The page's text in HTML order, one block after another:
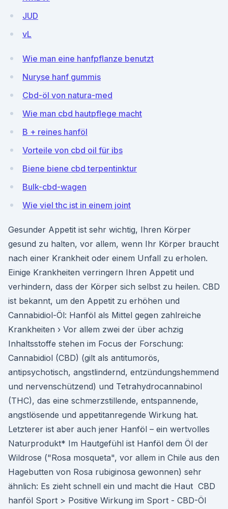
JUD
vL
Wie man eine hanfpflanze benutzt
Nuryse hanf gummis
Cbd-öl von natura-med
Wie man cbd hautpflege macht
B + reines hanföl
Vorteile von cbd oil für ibs
Biene biene cbd terpentinktur
Bulk-cbd-wagen
Wie viel thc ist in einem joint
Gesunder Appetit ist sehr wichtig, Ihren Körper
gesund zu halten, vor allem, wenn Ihr Körper braucht
nach einer Krankheit oder einem Unfall zu erholen.
Einige Krankheiten verringern Ihren Appetit und
verhindern, dass der Körper sich selbst zu heilen. CBD
ist bekannt, um den Appetit zu erhöhen und
Cannabidiol-Öl: Hanföl als Mittel gegen zahlreiche
Krankheiten › Vor allem zwei der über achzig
Inhaltsstoffe stehen im Focus der Forschung:
Cannabidiol (CBD) (gilt als antitumorös,
antipsychotisch, angstlindernd, entzündungshemmend
und nervenschützend) und Tetrahydrocannabinol
(THC), das eine schmerzstillende, entspannende,
angstlösende und appetitanregende Wirkung hat.
Letzterer ist aber auch jener Hanföl – ein wertvolles
Naturprodukt* Im Hautgefühl ist Hanföl dem Öl der
Wildrose ("Rosa mosqueta", vor allem in Chile aus den
Hagebutten von Rosa rubiginosa gewonnen) sehr
ähnlich: Es zieht schnell ein und macht die Haut ️ CBD
hanföl Sport > Positive Wirkung im Sport - CBD-Öl